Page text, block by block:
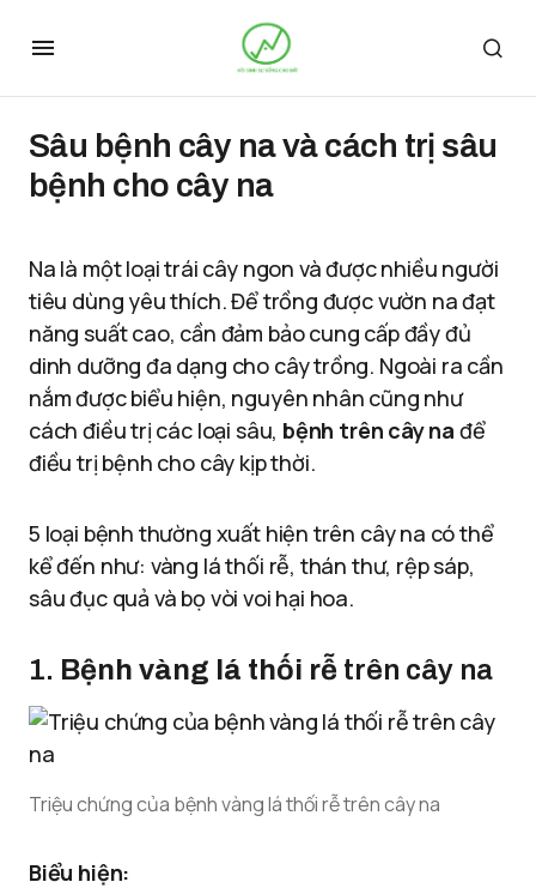
Sâu bệnh cây na và cách trị sâu
bệnh cho cây na
Na là một loại trái cây ngon và được nhiều người
tiêu dùng yêu thích. Để trồng được vườn na đạt
năng suất cao, cần đảm bảo cung cấp đầy đủ
dinh dưỡng đa dạng cho cây trồng. Ngoài ra cần
nắm được biểu hiện, nguyên nhân cũng như
cách điều trị các loại sâu, bệnh trên cây na để
điều trị bệnh cho cây kịp thời.
5 loại bệnh thường xuất hiện trên cây na có thể
kể đến như: vàng lá thối rễ, thán thư, rệp sáp,
sâu đục quả và bọ vòi voi hại hoa.
1. Bệnh vàng lá thối rễ trên cây na
Triệu chứng của bệnh vàng lá thối rễ trên cây na
Biểu hiện: